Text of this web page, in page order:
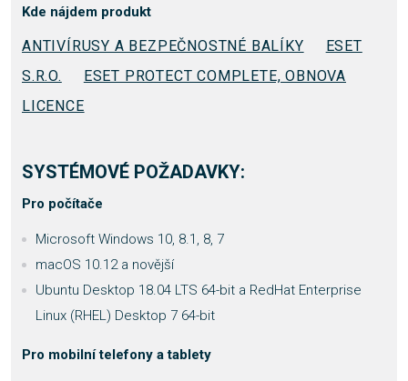
Kde nájdem produkt
ANTIVÍRUSY A BEZPEČNOSTNÉ BALÍKY
ESET
S.R.O.
ESET PROTECT COMPLETE, OBNOVA
LICENCE
SYSTÉMOVÉ POŽADAVKY:
Pro počítače
Microsoft Windows 10, 8.1, 8, 7
macOS 10.12 a novější
Ubuntu Desktop 18.04 LTS 64-bit a RedHat Enterprise
Linux (RHEL) Desktop 7 64-bit
Pro mobilní telefony a tablety